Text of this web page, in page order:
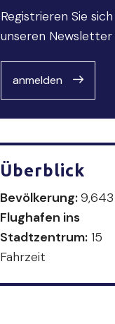
Registrieren Sie
unseren Newsletter
anmelden
Überblick
Bevölkerung:9,643
Flughafen ins
Stadtzentrum:15
Fahrzeit